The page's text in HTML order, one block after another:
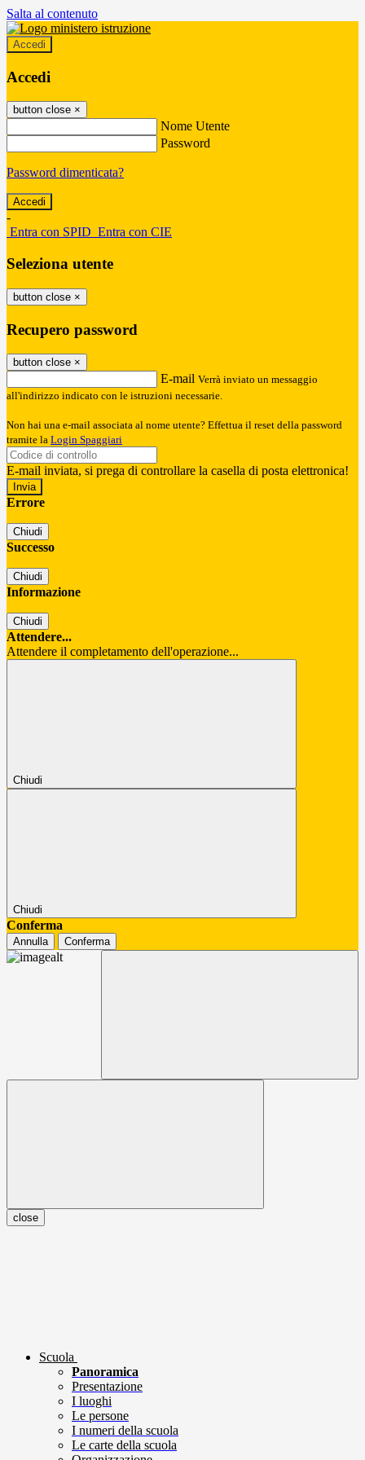
Salta al contenuto
Accedi
Accedi
button close ×
Nome Utente
Password
Password dimenticata?
-
Entra con SPID Entra con CIE
Seleziona utente
button close ×
Recupero password
button close ×
E-mail Verrà inviato un messaggio
all'indirizzo indicato con le istruzioni necessarie.
Non hai una e-mail associata al nome utente? Effettua il reset della password
tramite la Login Spaggiari
E-mail inviata, si prega di controllare la casella di posta elettronica!
Errore
Chiudi
Successo
Chiudi
Informazione
Chiudi
Attendere...
Attendere il completamento dell'operazione...
Chiudi
Chiudi
Conferma
Annulla Conferma
close
Scuola
Panoramica
Presentazione
I luoghi
Le persone
I numeri della scuola
Le carte della scuola